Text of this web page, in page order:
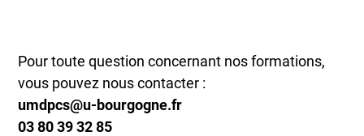
Pour toute question concernant nos formations,
vous pouvez nous contacter :
umdpcs@u-bourgogne.fr
03 80 39 32 85